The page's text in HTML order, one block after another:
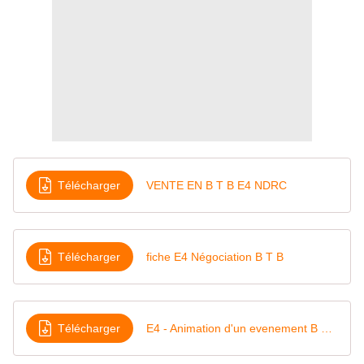
Télécharger VENTE EN B T B E4 NDRC
Télécharger fiche E4 Négociation B T B
Télécharger